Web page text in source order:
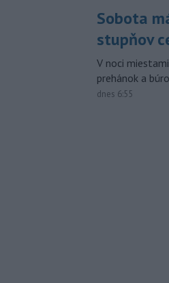
Sobota
stupňov
V noci
prehánok a
dnes 6:55